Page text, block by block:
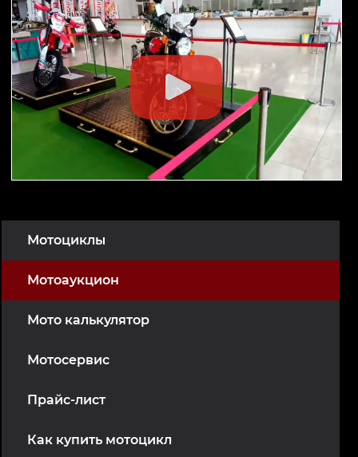
Мотоциклы
Мотоаукцион
Мото калькулятор
Мотосервис
Прайс-лист
Как купить мотоцикл